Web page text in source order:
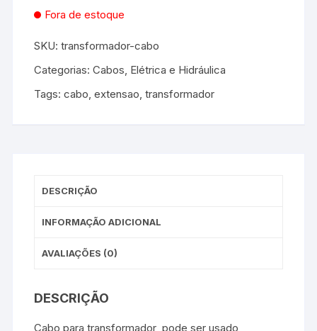
Fora de estoque
SKU:transformador-cabo
Categorias:Cabos Elétrica e Hidráulica
Tags:cabo ,extensao ,transformador
DESCRIÇÃO
INFORMAÇÃO ADICIONAL
AVALIAÇÕES (0)
DESCRIÇÃO
Cabo para transformador pode ser usado